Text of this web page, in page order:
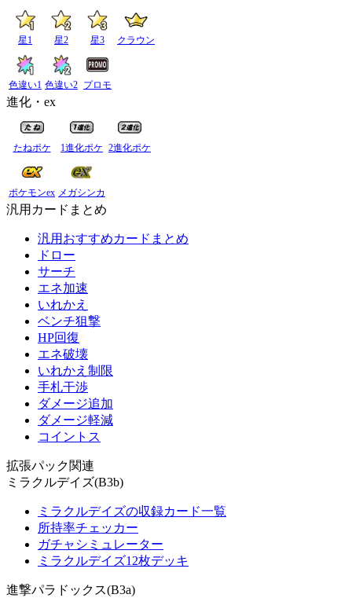
星1 星2 星3 クラウン
色違い1 色違い2 プロモ
進化・ex
たねポケ 1進化ポケ 2進化ポケ
ポケモンex メガシンカ
汎用カードまとめ
汎用おすすめカードまとめ
ドロー
サーチ
エネ加速
いれかえ
ベンチ狙撃
HP回復
エネ破壊
いれかえ制限
手札干渉
ダメージ追加
ダメージ軽減
コイントス
拡張パック関連
ミラクルデイズ(B3b)
ミラクルデイズの収録カード一覧
所持率チェッカー
ガチャシミュレーター
ミラクルデイズ12枚デッキ
進撃パラドックス(B3a)